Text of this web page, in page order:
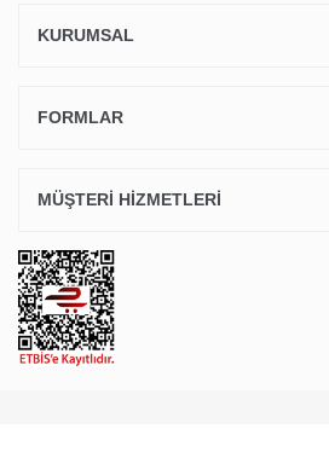
KURUMSAL
FORMLAR
MÜŞTERİ HİZMETLERİ